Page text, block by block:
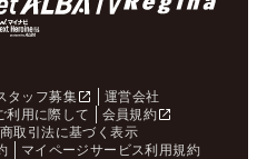
タッフ募集
運営会社
利用に際して
会員規約
取引法に基づく表示
マイページサービス利用規約